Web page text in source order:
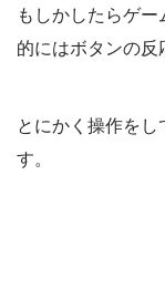
もしかしたらゲ
的にはボタンの反
とにかく操作を
す。